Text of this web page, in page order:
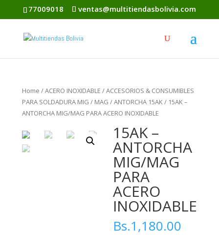
77009018 ventas@multitiendasbolivia.com
Home /ACERO INOXIDABLE /ACCESORIOS & CONSUMIBLES
PARA SOLDADURA MIG / MAG /ANTORCHA 15AK/ 15AK –
ANTORCHA MIG/MAG PARA ACERO INOXIDABLE
15AK –
ANTORCHA
MIG/MAG
PARA
ACERO
INOXIDABLE
Bs.1,180.00